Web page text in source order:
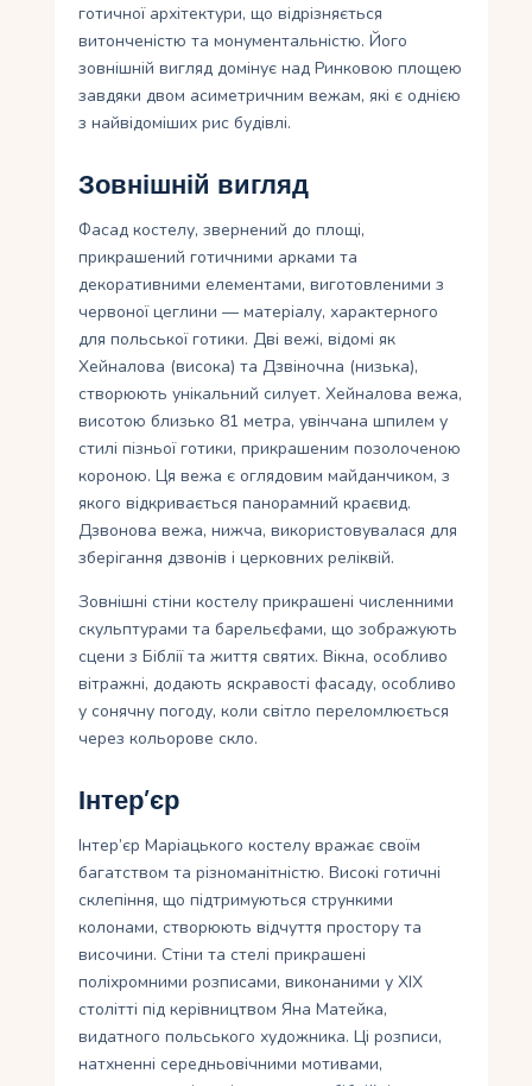
готичної архітектури, що відрізняється
витонченістю та монументальністю. Його
зовнішній вигляд домінує над Ринковою площею
завдяки двом асиметричним вежам, які є однією
з найвідоміших рис будівлі.
Зовнішній вигляд
Фасад костелу, звернений до площі,
прикрашений готичними арками та
декоративними елементами, виготовленими з
червоної цеглини — матеріалу, характерного
для польської готики. Дві вежі, відомі як
Хейналова (висока) та Дзвіночна (низька),
створюють унікальний силует. Хейналова вежа,
висотою близько 81 метра, увінчана шпилем у
стилі пізньої готики, прикрашеним позолоченою
короною. Ця вежа є оглядовим майданчиком, з
якого відкривається панорамний краєвид.
Дзвонова вежа, нижча, використовувалася для
зберігання дзвонів і церковних реліквій.
Зовнішні стіни костелу прикрашені численними
скульптурами та барельєфами, що зображують
сцени з Біблії та життя святих. Вікна, особливо
вітражні, додають яскравості фасаду, особливо
у сонячну погоду, коли світло переломлюється
через кольорове скло.
Інтер’єр
Інтер’єр Маріацького костелу вражає своїм
багатством та різноманітністю. Високі готичні
склепіння, що підтримуються стрункими
колонами, створюють відчуття простору та
височини. Стіни та стелі прикрашені
поліхромними розписами, виконаними у ХІХ
столітті під керівництвом Яна Матейка,
видатного польського художника. Ці розписи,
натхненні середньовічними мотивами,